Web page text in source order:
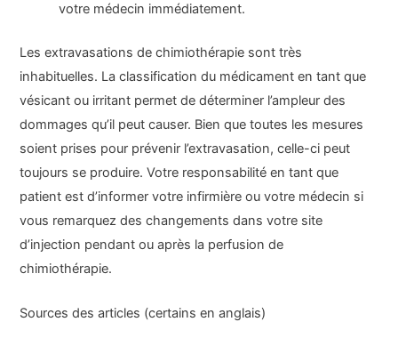
votre médecin immédiatement.
Les extravasations de chimiothérapie sont très
inhabituelles. La classification du médicament en tant que
vésicant ou irritant permet de déterminer l’ampleur des
dommages qu’il peut causer. Bien que toutes les mesures
soient prises pour prévenir l’extravasation, celle-ci peut
toujours se produire. Votre responsabilité en tant que
patient est d’informer votre infirmière ou votre médecin si
vous remarquez des changements dans votre site
d’injection pendant ou après la perfusion de
chimiothérapie.
Sources des articles (certains en anglais)